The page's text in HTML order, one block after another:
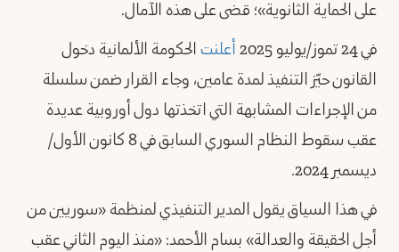
على الحماية الثانوية»؛ قضى على هذه الآمال.
في 24 تموز/يوليو 2025
أعلنت الحكومة الألمانية دخول
القانون حيّز التنفيذ لمدة عامين، وجاء القرار ضمن سلسلة
من الإجراءات المشابهة التي اتخذتها دول أوروبية عديدة
عقب سقوط النظام السوري السابق في 8 كانون الأول/
ديسمبر 2024.
في هذا السياق يقول المدير التنفيذي لمنظمة «سوريين من
أجل الحقيقة والعدالة» بسام الأحمد: «منذ اليوم الثاني عقب